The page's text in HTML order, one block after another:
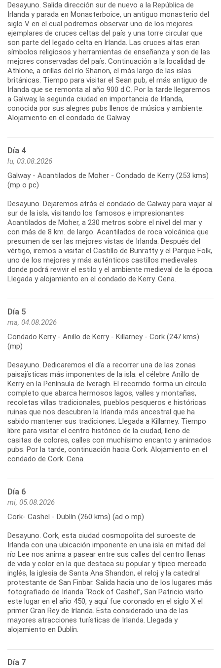
Desayuno. Salida dirección sur de nuevo a la República de
Irlanda y parada en Monasterboice, un antiguo monasterio del
siglo V en el cual podremos observar uno de los mejores
ejemplares de cruces celtas del país y una torre circular que
son parte del legado celta en Irlanda. Las cruces altas eran
símbolos religiosos y herramientas de enseñanza y son de las
mejores conservadas del país. Continuación a la localidad de
Athlone, a orillas del río Shanon, el más largo de las islas
británicas. Tiempo para visitar el Sean pub, el más antiguo de
Irlanda que se remonta al año 900 d.C. Por la tarde llegaremos
a Galway, la segunda ciudad en importancia de Irlanda,
conocida por sus alegres pubs llenos de música y ambiente.
Día 4
lu, 03.08.2026
Galway - Acantilados de Moher - Condado de Kerry (253 kms)
(mp o pc)
Desayuno. Dejaremos atrás el condado de Galway para viajar al
sur de la isla, visitando los famosos e impresionantes
Acantilados de Moher, a 230 metros sobre el nivel del mar y
con más de 8 km. de largo. Acantilados de roca volcánica que
presumen de ser las mejores vistas de Irlanda. Después del
vértigo, iremos a visitar el Castillo de Bunratty y el Parque Folk,
uno de los mejores y más auténticos castillos medievales
donde podrá revivir el estilo y el ambiente medieval de la época.
Día 5
ma, 04.08.2026
Condado Kerry - Anillo de Kerry - Killarney - Cork (247 kms)
(mp)
Desayuno. Dedicaremos el día a recorrer una de las zonas
paisajísticas más imponentes de la isla: el célebre Anillo de
Kerry en la Península de Iveragh. El recorrido forma un círculo
completo que abarca hermosos lagos, valles y montañas,
recoletas villas tradicionales, pueblos pesqueros e históricas
ruinas que nos descubren la Irlanda más ancestral que ha
sabido mantener sus tradiciones. Llegada a Killarney. Tiempo
libre para visitar el centro histórico de la ciudad, lleno de
casitas de colores, calles con muchísimo encanto y animados
pubs. Por la tarde, continuación hacia Cork. Alojamiento en el
Día 6
mi, 05.08.2026
Cork- Cashel - Dublín (260 kms) (ad o mp)
Desayuno. Cork, esta ciudad cosmopolita del suroeste de
Irlanda con una ubicación imponente en una isla en mitad del
río Lee nos anima a pasear entre sus calles del centro llenas
de vida y color en la que destaca su popular y típico mercado
inglés, la iglesia de Santa Ana Shandon, el reloj y la catedral
protestante de San Finbar. Salida hacia uno de los lugares más
fotografiado de Irlanda “Rock of Cashel”, San Patricio visito
este lugar en el año 450, y aquí fue coronado en el siglo X el
primer Gran Rey de Irlanda. Esta considerado una de las
mayores atracciones turísticas de Irlanda. Llegada y
Día 7